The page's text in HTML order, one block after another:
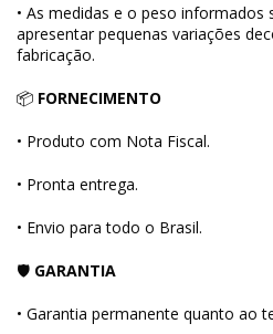
• As medidas e o peso
apresentar pequenas variações
fabricação.
📦 FORNECIMENTO
• Produto com Nota Fiscal.
• Pronta entrega.
• Envio para todo o Brasil.
🛡 GARANTIA
• Garantia permanente quanto ao